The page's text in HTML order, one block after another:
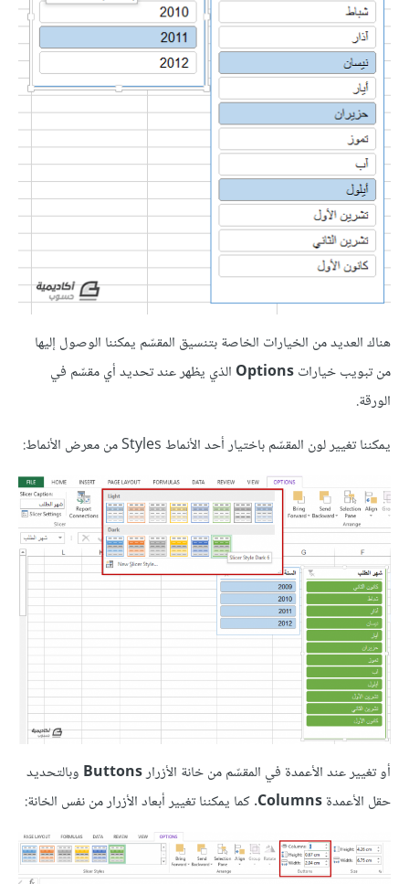
هناك العديد من الخيارات الخاصة بتنسيق المقسّم يمكننا الوصول إليها
من تبويب خياراتOptions الذي يظهر عند تحديد أي مقسّم في
الورقة.
يمكننا تغيير لون المقسّم باختيار أحد الأنماط Styles من معرض الأنماط:
أو تغيير عند الأعمدة في المقسّم من خانة الأزرارButtons وبالتحديد
حقل الأعمدةColumns. كما يمكننا تغيير أبعاد الأزرار من نفس الخانة: